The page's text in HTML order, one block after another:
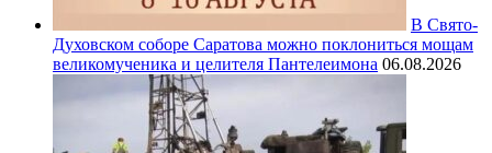
В Свято-
Духовском соборе Саратова можно поклониться мощам
великомученика и целителя Пантелеимона 06.08.2026